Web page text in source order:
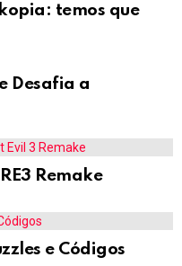
temos que
Desafia a
Remake
e Códigos